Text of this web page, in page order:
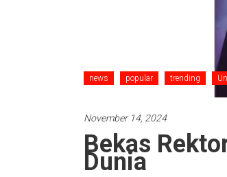
news popular trending
November 14, 2024
Bekas
Dunia